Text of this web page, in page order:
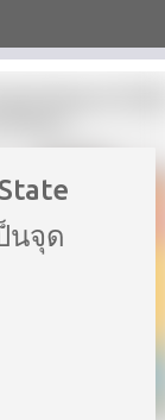
รลงทุน
นจุด